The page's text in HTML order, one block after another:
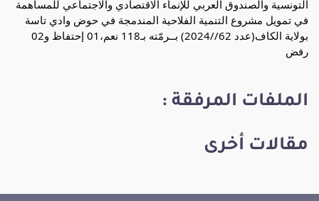
التونسية والصندوق العربي للإنماء الاقتصادي والاجتماعي للمساهمة
في تمويل مشروع التنمية الفلاحية المندمجة في حوض وادي تاسة
بولاية الكاف(عدد 62//2024) بــرمّته بـ118 نعم،01 إحتفاظ و02
رفض
الملفات المرفقة :
مقالات أخرى